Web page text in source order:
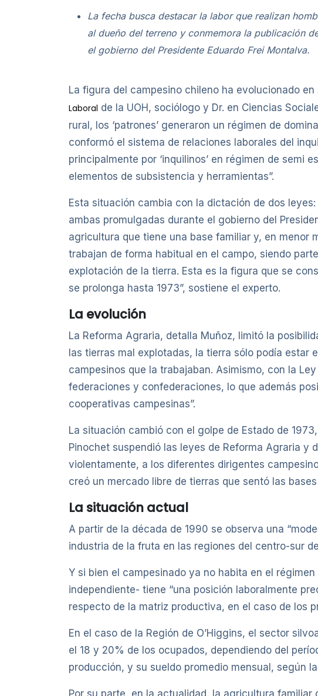
La fecha busca destacar la labor que realizan
al dueño del terreno y conmemora la publicación
el gobierno del Presidente Eduardo Frei Montalva.
La figura del campesino chileno ha evolucionado
Laboral de la UOH, sociólogo y Dr. en Ciencias
rural, los ‘patrones’ generaron un régimen de
conformó el sistema de relaciones laborales del
principalmente por ‘inquilinos’ en régimen de
elementos de subsistencia y herramientas”.
Esta situación cambia con la dictación de dos
ambas promulgadas durante el gobierno del
agricultura que tiene una base familiar y, en menor
trabajan de forma habitual en el campo, siendo
explotación de la tierra. Esta es la figura que se
se prolonga hasta 1973”, sostiene el experto.
La evolución
La Reforma Agraria, detalla Muñoz, limitó la
las tierras mal explotadas, la tierra sólo podía estar
campesinos que la trabajaban. Asimismo, con la
federaciones y confederaciones, lo que además
cooperativas campesinas”.
La situación cambió con el golpe de Estado de
Pinochet suspendió las leyes de Reforma Agraria y
violentamente, a los diferentes dirigentes
creó un mercado libre de tierras que sentó las
La situación actual
A partir de la década de 1990 se observa una
industria de la fruta en las regiones del centro-sur
Y si bien el campesinado ya no habita en el
independiente- tiene “una posición laboralmente
respecto de la matriz productiva, en el caso de los
En el caso de la Región de O’Higgins, el sector
el 18 y 20% de los ocupados, dependiendo del
producción, y su sueldo promedio mensual, según
Por su parte, en la actualidad, la agricultura